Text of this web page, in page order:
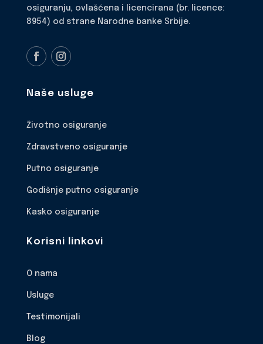
osiguranju, ovlašćena i licencirana (br. licence:
8954) od strane Narodne banke Srbije.
Naše usluge
Životno osiguranje
Zdravstveno osiguranje
Putno osiguranje
Godišnje putno osiguranje
Kasko osiguranje
Korisni linkovi
O nama
Usluge
Testimonijali
Blog